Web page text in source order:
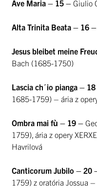
Ave Maria – 15 – Giulio
Alta Trinita Beata – 16 –
Jesus bleibet meine
Bach (1685-1750)
Lascia ch´io pianga –
1685-1759) – ária z
Ombra mai fù – 19 –
1759), ária z opery
Havrilová
Canticorum Jubilo – 20
1759) z oratória Jossua